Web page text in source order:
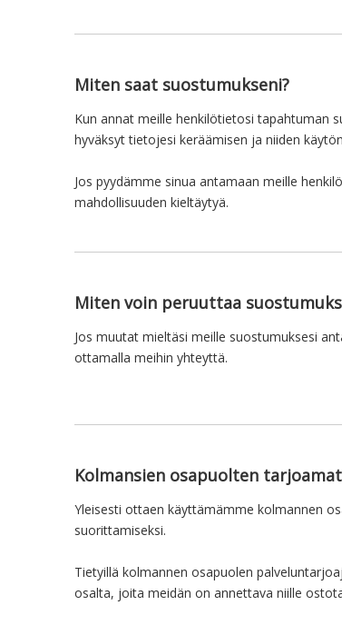
Miten saat suostumukseni?
Kun annat meille henkilötietosi tapahtuman
hyväksyt tietojesi keräämisen ja niiden
Jos pyydämme sinua antamaan meille
mahdollisuuden kieltäytyä.
Miten voin peruuttaa
Jos muutat mieltäsi meille suostumuksesi
ottamalla meihin yhteyttä.
Kolmansien osapuolten
Yleisesti ottaen käyttämämme kolmannen
suorittamiseksi.
Tietyillä kolmannen osapuolen
osalta, joita meidän on annettava niille